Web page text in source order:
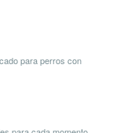
para perros con